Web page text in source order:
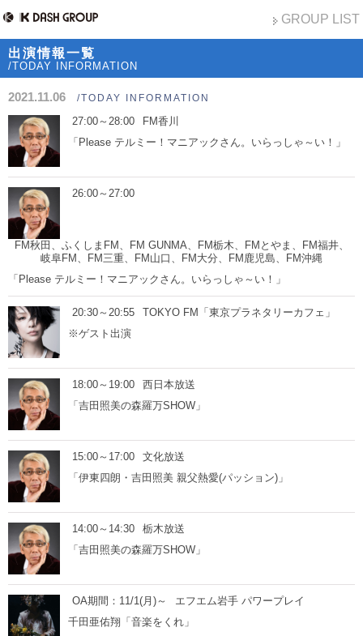
GROUP LIST
出演情報一覧
/TODAY INFORMATION
2021.11.06 /TODAY INFORMATION
27:00～28:00
FM香川
「Please テルミー！マニアックさん。いらっしゃ～い！」
26:00～27:00
FM秋田、ふくしまFM、FM GUNMA、FM栃木、FMとやま、FM福井、
岐阜FM、FM三重、FM山口、FM大分、FM鹿児島、FM沖縄
「Please テルミー！マニアックさん。いらっしゃ～い！」
20:30～20:55
TOKYO FM「東京プラネタリーカフェ」
※ゲスト出演
18:00～19:00
西日本放送
「吉田照美の森羅万SHOW」
15:00～17:00
文化放送
「伊東四朗・吉田照美 親父熱愛(パッション)」
14:00～14:30
栃木放送
「吉田照美の森羅万SHOW」
OA期間：11/1(月)～
エフエム岩手 パワープレイ
千田亜佑翔「音楽をくれ」